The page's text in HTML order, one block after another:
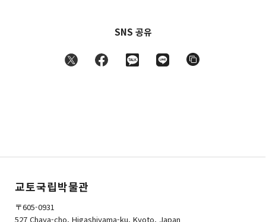
SNS 공유
교토국립박물관
〒605-0931
527 Chaya-cho, Higashiyama-ku, Kyoto, Japan